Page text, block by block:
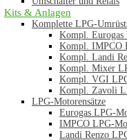
Kits & Anlagen
Komplette LPG-
Kompl. Eurogas
Kompl. IMPCO
Kompl. Landi
Kompl. Mixer
Kompl. VGI
Kompl. Zavoli
LPG-Motorensätze
Eurogas LPG-
IMPCO LPG-
Landi Renzo